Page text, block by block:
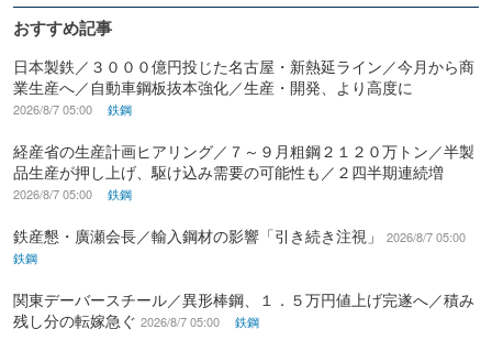
おすすめ記事
日本製鉄／３０００億円投じた名古屋・新熱延ライン／今月から商
業生産へ／自動車鋼板抜本強化／生産・開発、より高度に
2026/8/7 05:00 鉄鋼
経産省の生産計画ヒアリング／７～９月粗鋼２１２０万トン／半製
品生産が押し上げ、駆け込み需要の可能性も／２四半期連続増
2026/8/7 05:00 鉄鋼
鉄産懇・廣瀬会長／輸入鋼材の影響「引き続き注視」
2026/8/7 05:00
鉄鋼
関東デーバースチール／異形棒鋼、１．５万円値上げ完遂へ／積み
残し分の転嫁急ぐ 2026/8/7 05:00 鉄鋼